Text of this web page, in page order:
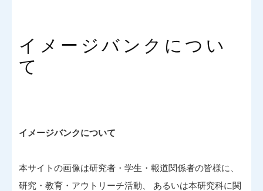
イメージバンクについ
て
イメージバンクについて
本サイトの画像は研究者・学生・報道関係者の皆様に、
研究・教育・アウトリーチ活動、 あるいは本研究科に関